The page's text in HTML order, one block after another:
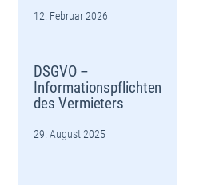
12. Februar 2026
DSGVO –
Informationspflichten
des Vermieters
29. August 2025